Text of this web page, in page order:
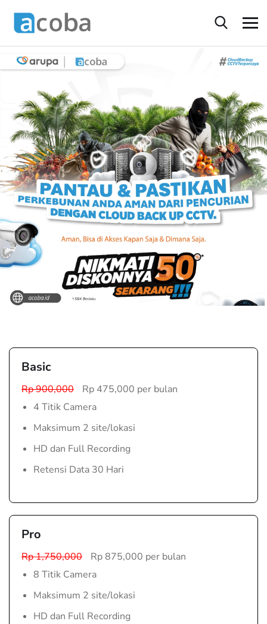
Basic
Rp 900,000
Rp 475,000 per bulan
4 Titik Camera
Maksimum 2 site/lokasi
HD dan Full Recording
Retensi Data 30 Hari
Pro
Rp 1,750,000
Rp 875,000 per bulan
8 Titik Camera
Maksimum 2 site/lokasi
HD dan Full Recording